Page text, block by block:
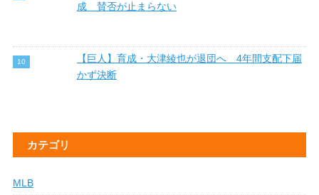
成 賛否が止まらない
【巨人】育成・大津綾也が退団へ 4年間支配下届
かず決断
カテゴリ
MLB